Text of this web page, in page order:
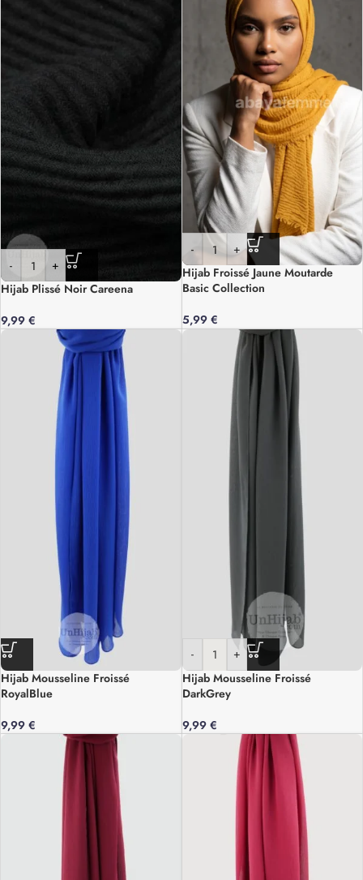
-
+
Hijab Plissé Noir Careena
9,99 €
-
+
Hijab Froissé Jaune Moutarde
Basic Collection
5,99 €
Hijab Mousseline Froissé
RoyalBlue
9,99 €
-
+
Hijab Mousseline Froissé
DarkGrey
9,99 €